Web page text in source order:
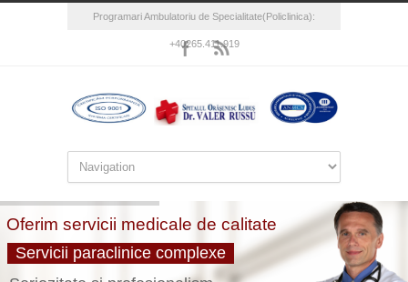
Programari Ambulatoriu de Specialitate(Policlinica):
+40265.411.919